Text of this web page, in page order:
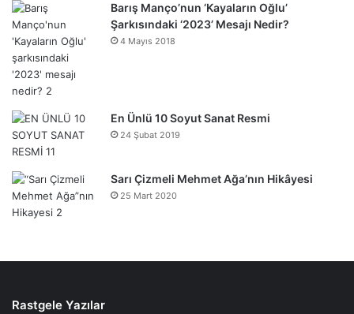
Barış Manço’nun ‘Kayaların Oğlu’
Şarkısındaki ‘2023’ Mesajı Nedir?
4 Mayıs 2018
En Ünlü 10 Soyut Sanat Resmi
24 Şubat 2019
Sarı Çizmeli Mehmet Ağa’nın Hikâyesi
25 Mart 2020
Rastgele Yazılar